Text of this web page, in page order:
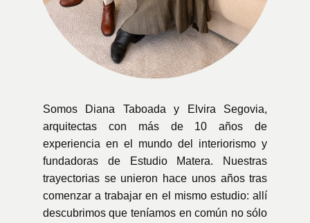
Somos Diana Taboada y Elvira Segovia,
arquitectas con más de 10 años de
experiencia en el mundo del interiorismo y
fundadoras de Estudio Matera. Nuestras
trayectorias se unieron hace unos años tras
comenzar a trabajar en el mismo estudio: allí
descubrimos que teníamos en común no sólo